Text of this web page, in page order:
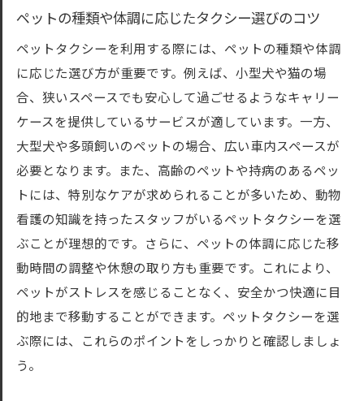
ペットの種類や体調に応じたタクシー選びのコツ
ペットタクシーを利用する際には、ペットの種類や体調
に応じた選び方が重要です。例えば、小型犬や猫の場
合、狭いスペースでも安心して過ごせるようなキャリー
ケースを提供しているサービスが適しています。一方、
大型犬や多頭飼いのペットの場合、広い車内スペースが
必要となります。また、高齢のペットや持病のあるペッ
トには、特別なケアが求められることが多いため、動物
看護の知識を持ったスタッフがいるペットタクシーを選
ぶことが理想的です。さらに、ペットの体調に応じた移
動時間の調整や休憩の取り方も重要です。これにより、
ペットがストレスを感じることなく、安全かつ快適に目
的地まで移動することができます。ペットタクシーを選
ぶ際には、これらのポイントをしっかりと確認しましょ
う。